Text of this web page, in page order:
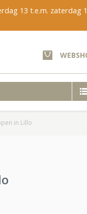
13 t.e.m. zaterdag
in Lillo